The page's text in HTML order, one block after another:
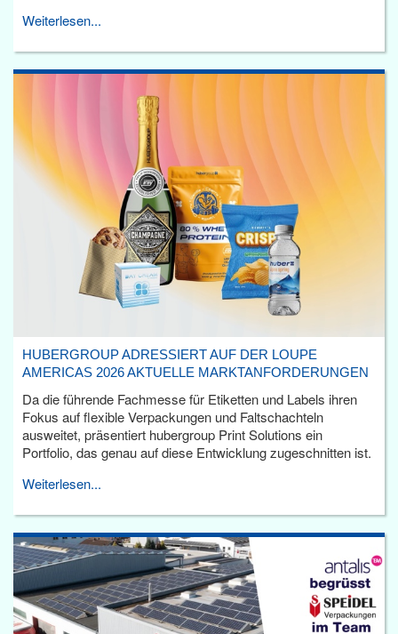
Weiterlesen...
HUBERGROUP ADRESSIERT AUF DER LOUPE
AMERICAS 2026 AKTUELLE MARKTANFORDERUNGEN
Da die führende Fachmesse für Etiketten und Labels ihren
Fokus auf flexible Verpackungen und Faltschachteln
ausweitet, präsentiert hubergroup Print Solutions ein
Portfolio, das genau auf diese Entwicklung zugeschnitten ist.
Weiterlesen...